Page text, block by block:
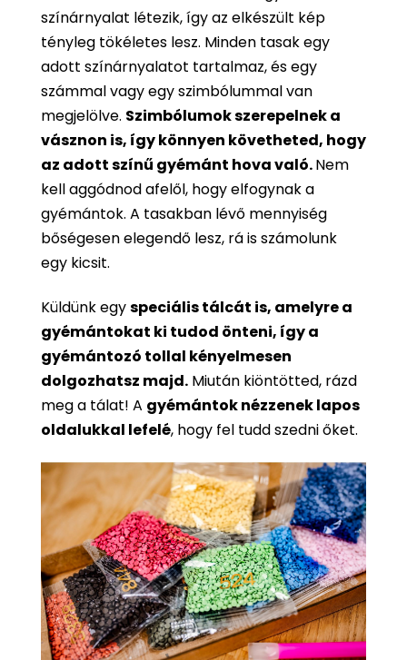
színárnyalat létezik, így az elkészült kép
tényleg tökéletes lesz. Minden tasak egy
adott színárnyalatot tartalmaz, és egy
számmal vagy egy szimbólummal van
megjelölve. Szimbólumok szerepelnek a
vásznon is, így könnyen követheted, hogy
az adott színű gyémánt hova való.Nem
kell aggódnod afelől, hogy elfogynak a
gyémántok. A tasakban lévő mennyiség
bőségesen elegendő lesz, rá is számolunk
egy kicsit.
Küldünk egyspeciális tálcát is, amelyre a
gyémántokat ki tudod önteni, így a
gyémántozó tollal kényelmesen
dolgozhatsz majd. Miután kiöntötted, rázd
meg a tálat! A gyémántok nézzenek lapos
oldalukkal lefelé, hogy fel tudd szedni őket.